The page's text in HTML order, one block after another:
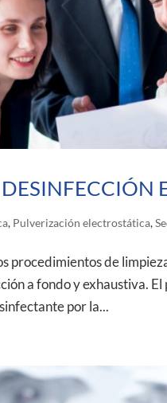
, Pulverización electrostática,
procedimientos de
a fondo y exhaustiva.
por la...